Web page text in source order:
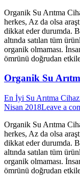
Organik Su Arıtma
herkes, Az da olsa
dikkat eder durumda.
altında satılan tüm
organik olmaması.
ömrünü doğrudan
Organik Su
En İyi Su Arıtma
Nisan 2018Leave a
Organik Su Arıtma
herkes, Az da olsa
dikkat eder durumda.
altında satılan tüm
organik olmaması.
ömrünü doğrudan